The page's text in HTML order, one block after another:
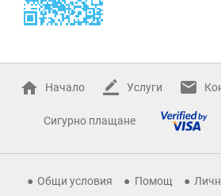
Начало Услуги
Сигурно плащане
Общи условия Помощ